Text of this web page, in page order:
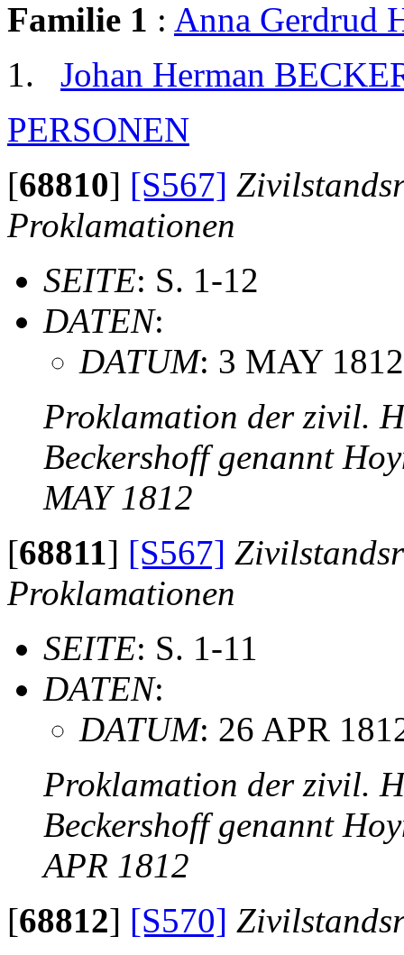
Familie 1 : Anna Gerdrud
Johan Herman
PERSONEN
[68810] [S567]
Proklamationen
SEITE: S. 1-12
DATEN:
DATUM: 3 MAY 1812
Proklamation der zivil.
Beckershoff genannt
MAY 1812
[68811] [S567]
Proklamationen
SEITE: S. 1-11
DATEN:
DATUM: 26 APR
Proklamation der zivil.
Beckershoff genannt
APR 1812
[68812] [S570]